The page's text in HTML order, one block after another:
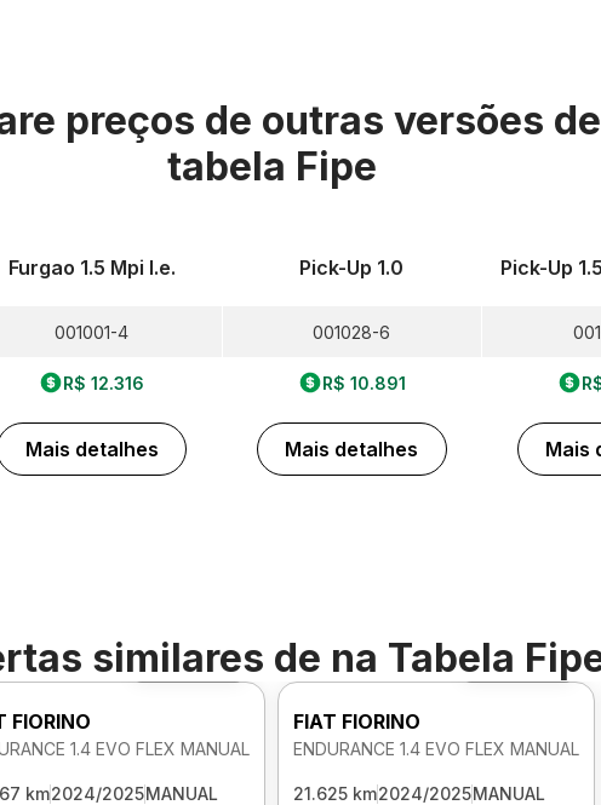
preços de outras versões de
tabela Fipe
Furgao 1.5 Mpi I.e.
001001-4
R$ 12.316
Mais detalhes
Pick-Up 1.0
001028-6
R$ 10.891
Mais detalhes
Pick-Up
Mais
similares de na Tabela
Foto 360º
FIORINO
1.4 EVO FLEX MANUAL
km2024/2025MANUAL
Foto 360º
FIAT FIORINO
ENDURANCE 1.4 EVO FLEX MANUAL
21.625 km2024/2025MANUAL